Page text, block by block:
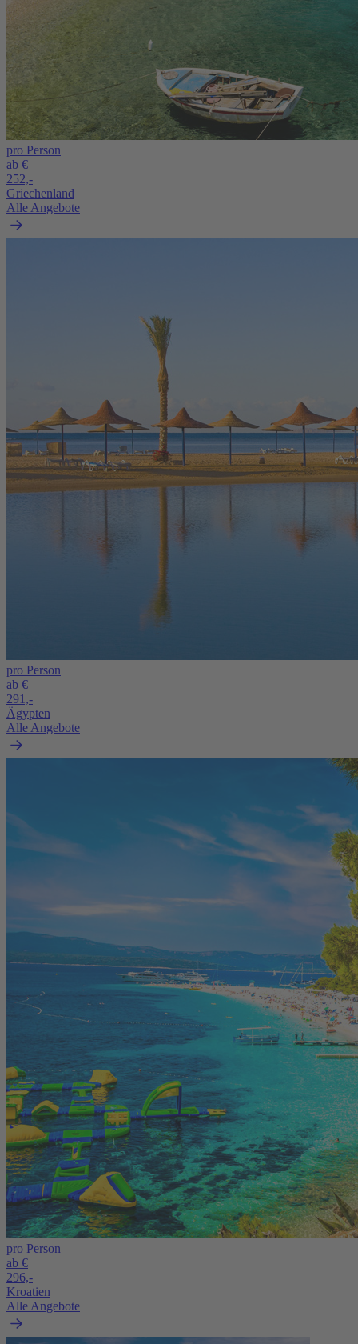
pro Person
ab €
252,-
Griechenland
Alle Angebote
pro Person
ab €
291,-
Ägypten
Alle Angebote
pro Person
ab €
296,-
Kroatien
Alle Angebote